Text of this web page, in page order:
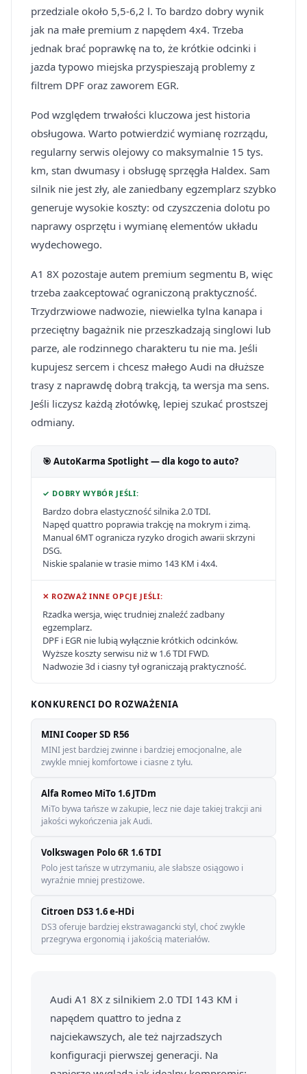
przedziale około 5,5-6,2 l. To bardzo dobry wynik
jak na małe premium z napędem 4x4. Trzeba
jednak brać poprawkę na to, że krótkie odcinki i
jazda typowo miejska przyspieszają problemy z
filtrem DPF oraz zaworem EGR.
Pod względem trwałości kluczowa jest historia
obsługowa. Warto potwierdzić wymianę rozrządu,
regularny serwis olejowy co maksymalnie 15 tys.
km, stan dwumasy i obsługę sprzęgła Haldex. Sam
silnik nie jest zły, ale zaniedbany egzemplarz szybko
generuje wysokie koszty: od czyszczenia dolotu po
naprawy osprzętu i wymianę elementów układu
wydechowego.
A1 8X pozostaje autem premium segmentu B, więc
trzeba zaakceptować ograniczoną praktyczność.
Trzydrzwiowe nadwozie, niewielka tylna kanapa i
przeciętny bagażnik nie przeszkadzają singlowi lub
parze, ale rodzinnego charakteru tu nie ma. Jeśli
kupujesz sercem i chcesz małego Audi na dłuższe
trasy z naprawdę dobrą trakcją, ta wersja ma sens.
Jeśli liczysz każdą złotówkę, lepiej szukać prostszej
odmiany.
🎯 AutoKarma Spotlight — dla kogo to auto?
✓ DOBRY WYBÓR JEŚLI:
Bardzo dobra elastyczność silnika 2.0 TDI.
Napęd quattro poprawia trakcję na mokrym i zimą.
Manual 6MT ogranicza ryzyko drogich awarii skrzyni
DSG.
Niskie spalanie w trasie mimo 143 KM i 4x4.
✕ ROZWAŻ INNE OPCJE JEŚLI:
Rzadka wersja, więc trudniej znaleźć zadbany
egzemplarz.
DPF i EGR nie lubią wyłącznie krótkich odcinków.
Wyższe koszty serwisu niż w 1.6 TDI FWD.
Nadwozie 3d i ciasny tył ograniczają praktyczność.
KONKURENCI DO ROZWAŻENIA
MINI Cooper SD R56
MINI jest bardziej zwinne i bardziej emocjonalne, ale
zwykle mniej komfortowe i ciasne z tyłu.
Alfa Romeo MiTo 1.6 JTDm
MiTo bywa tańsze w zakupie, lecz nie daje takiej trakcji ani
jakości wykończenia jak Audi.
Volkswagen Polo 6R 1.6 TDI
Polo jest tańsze w utrzymaniu, ale słabsze osiągowo i
wyraźnie mniej prestiżowe.
Citroen DS3 1.6 e-HDi
DS3 oferuje bardziej ekstrawagancki styl, choć zwykle
przegrywa ergonomią i jakością materiałów.
Audi A1 8X z silnikiem 2.0 TDI 143 KM i
napędem quattro to jedna z
najciekawszych, ale też najrzadszych
konfiguracji pierwszej generacji. Na